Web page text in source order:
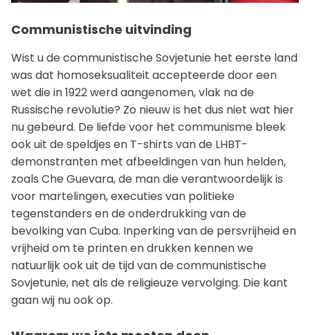
Communistische uitvinding
Wist u de communistische Sovjetunie het eerste land
was dat homoseksualiteit accepteerde door een
wet die in 1922 werd aangenomen, vlak na de
Russische revolutie? Zo nieuw is het dus niet wat hier
nu gebeurd. De liefde voor het communisme bleek
ook uit de speldjes en T-shirts van de LHBT-
demonstranten met afbeeldingen van hun helden,
zoals Che Guevara, de man die verantwoordelijk is
voor martelingen, executies van politieke
tegenstanders en de onderdrukking van de
bevolking van Cuba. Inperking van de persvrijheid en
vrijheid om te printen en drukken kennen we
natuurlijk ook uit de tijd van de communistische
Sovjetunie, net als de religieuze vervolging. Die kant
gaan wij nu ook op.